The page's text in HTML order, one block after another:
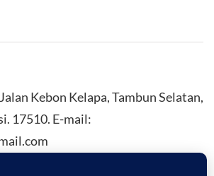
Kebon Kelapa, Tambun Selatan,
17510. E-mail: